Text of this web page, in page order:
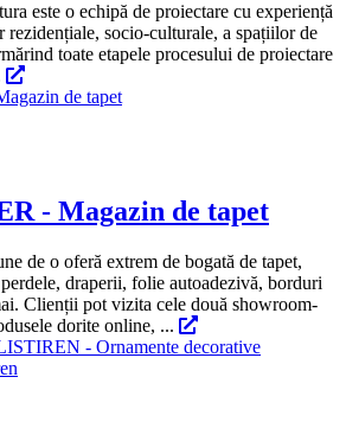
este o echipă de proiectare cu experiență
rezidențiale, socio-culturale, a spațiilor de
toate etapele procesului de proiectare
- Magazin de tapet
de o oferă extrem de bogată de tapet,
draperii, folie autoadezivă, borduri
Clienții pot vizita cele două showroom-
dorite online, ...